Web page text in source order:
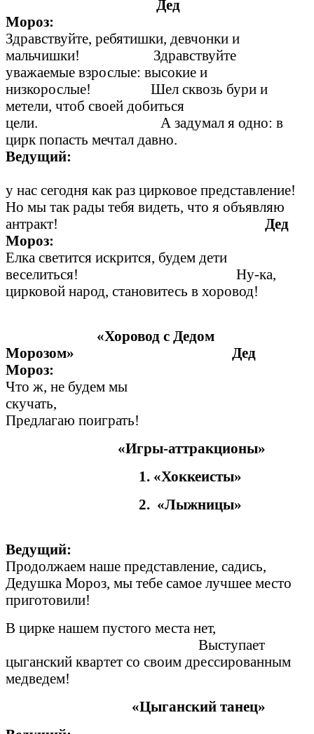
Дед
Мороз:
Здравствуйте, ребятишки, девчонки и
мальчишки! Здравствуйте
уважаемые взрослые: высокие и
низкорослые! Шел сквозь бури и
метели, чтоб своей добиться
цели. А задумал я одно: в
цирк попасть мечтал давно.
Ведущий:
у нас сегодня как раз цирковое представление!
Но мы так рады тебя видеть, что я объявляю
антракт! Дед
Елка светится искрится, будем дети
веселиться! Ну-ка,
цирковой народ, становитесь в хоровод!
«Хоровод с Дедом
Морозом» Дед
Что ж, не будем мы
скучать,
Предлагаю поиграть!
«Игры-аттракционы»
1. «Хоккеисты»
2. «Лыжницы»
Ведущий:
Продолжаем наше представление, садись,
Дедушка Мороз, мы тебе самое лучшее место
приготовили!
В цирке нашем пустого места нет,
Выступает
цыганский квартет со своим дрессированным
медведем!
«Цыганский танец»